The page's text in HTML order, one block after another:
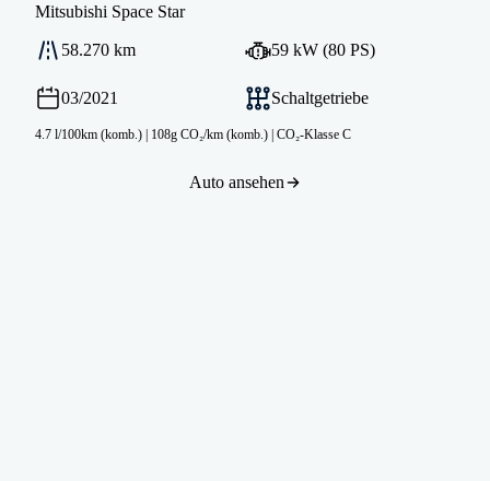
Mitsubishi Space Star
58.270 km 59 kW (80 PS)
03/2021 Schaltgetriebe
4.7 l/100km (komb.) | 108g CO₂/km (komb.) | CO₂-Klasse C
Auto ansehen